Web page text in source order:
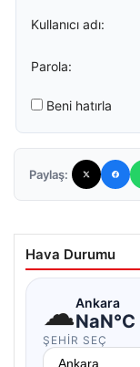
Kullanıcı adı:
Parola:
Beni hatırla
Paylaş:
Hava Durumu
☁Ankara
NaN°C
ŞEHIR SEÇ